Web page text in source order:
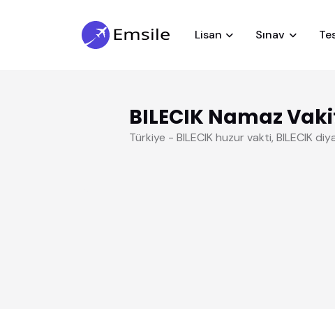
Lisan Sınav
BILECIK Namaz
Türkiye - BILECIK huzur vakti, BILECIK